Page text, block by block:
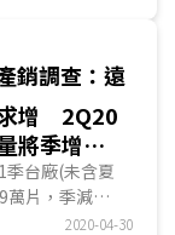
展面板下指紋
的失敗紀錄，陸
，期待打入電
反應速度較快
子書閱讀器市
善，挑戰電子
慧型手機暨功
體出貨量季減
各應用別減
階智慧型手機
尺寸面板應用
及14.6%，主
銷調查：遠
求增 2Q20
將季增
萬片，季減
位於中國大陸的
2020-04-30